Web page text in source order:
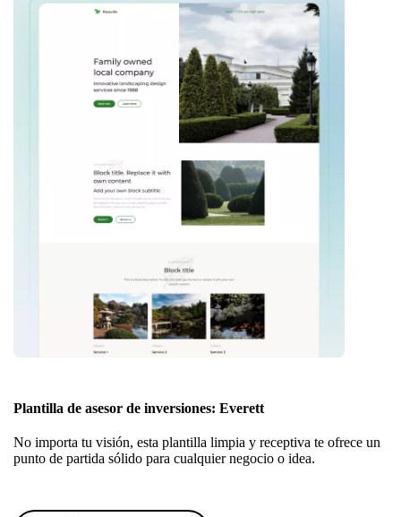
Plantilla de asesor de inversiones: Everett
No importa tu visión, esta plantilla limpia y receptiva te ofrece un
punto de partida sólido para cualquier negocio o idea.